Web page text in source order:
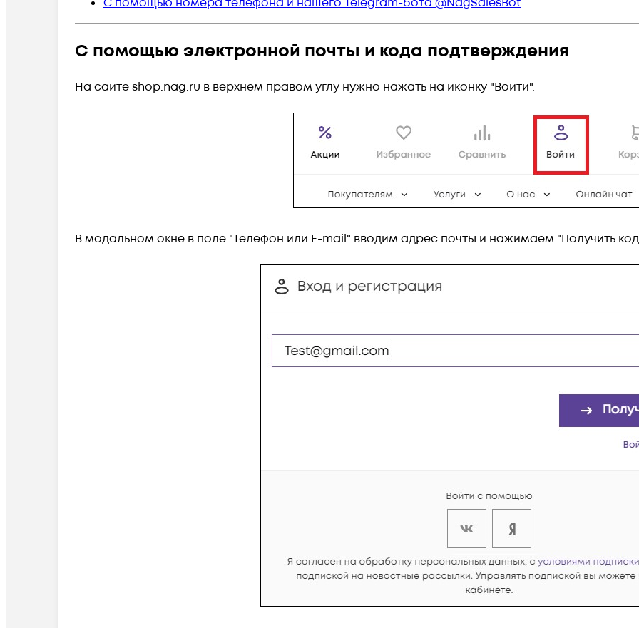
С помощью электронной почты и кода подтверждения
На сайте shop.nag.ru в верхнем правом углу нужно нажать на иконку "Войти".
В модальном окне в поле "Телефон или E-mail" вводим адрес почты и нажимаем "Получить